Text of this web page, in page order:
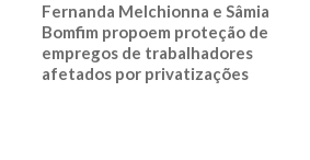
Fernanda Melchionna e Sâmia
Bomfim propoem proteção de
empregos de trabalhadores
afetados por privatizações